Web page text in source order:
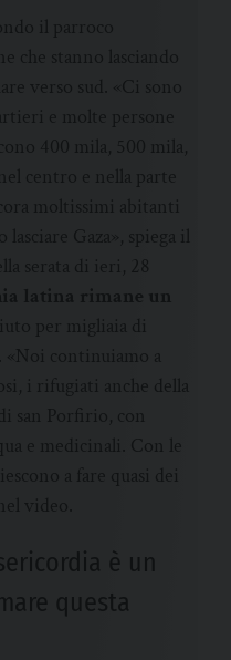
continuiamo a
i rifugiati anche della
san Porfirio, con
e medicinali. Con le
a fare quasi dei
video.
è un
questa